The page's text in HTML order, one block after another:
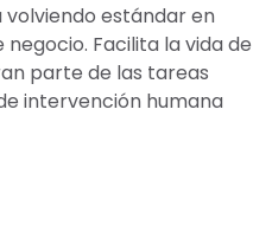
volviendo estándar en
Facilita la vida de
parte de las tareas
intervención humana